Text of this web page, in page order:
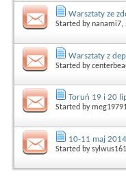
Warsztaty ze
Started bynanami7,
Warsztaty z
Started by
Toruń 19 i 20
Started by
10-11 maj
Started by